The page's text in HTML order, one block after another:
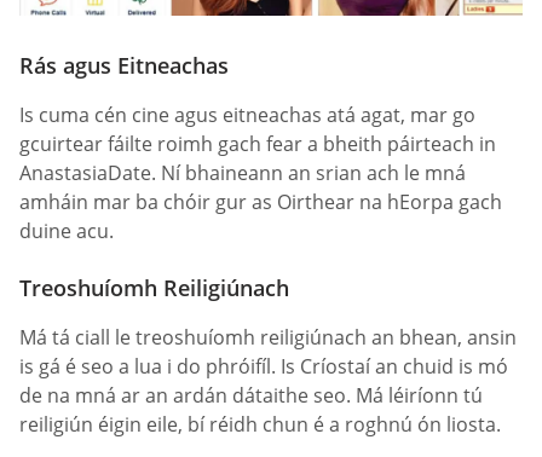
Rás agus Eitneachas
Is cuma cén cine agus eitneachas atá agat, mar go
gcuirtear fáilte roimh gach fear a bheith páirteach in
AnastasiaDate. Ní bhaineann an srian ach le mná
amháin mar ba chóir gur as Oirthear na hEorpa gach
duine acu.
Treoshuíomh Reiligiúnach
Má tá ciall le treoshuíomh reiligiúnach an bhean, ansin
is gá é seo a lua i do phróifíl. Is Críostaí an chuid is mó
de na mná ar an ardán dátaithe seo. Má léiríonn tú
reiligiún éigin eile, bí réidh chun é a roghnú ón liosta.